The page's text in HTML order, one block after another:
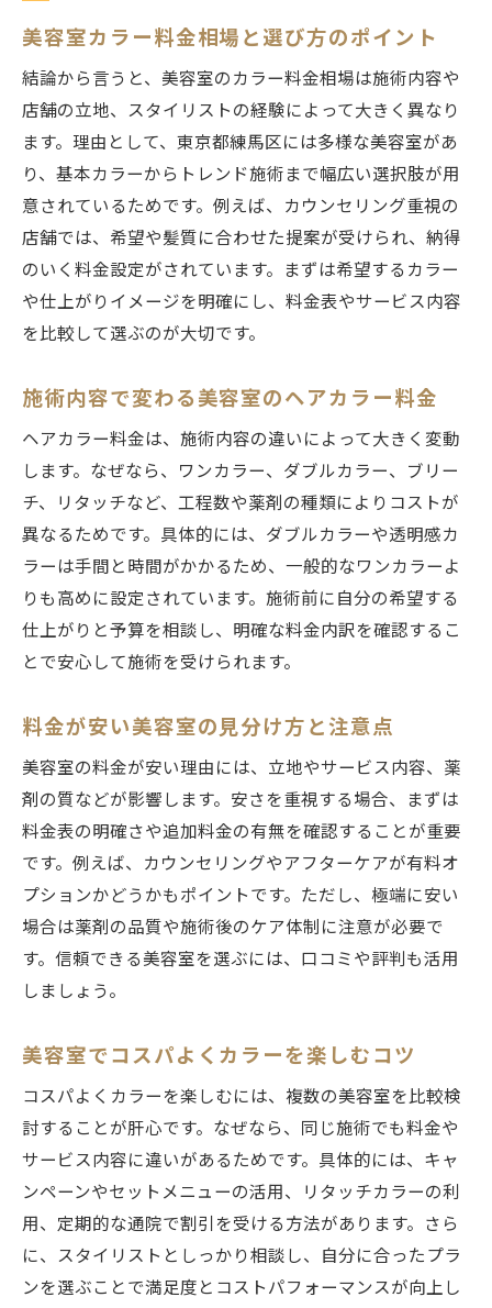
美容室カラー料金相場と選び方のポイント
結論から言うと、美容室のカラー料金相場は施術内容や
店舗の立地、スタイリストの経験によって大きく異なり
ます。理由として、東京都練馬区には多様な美容室があ
り、基本カラーからトレンド施術まで幅広い選択肢が用
意されているためです。例えば、カウンセリング重視の
店舗では、希望や髪質に合わせた提案が受けられ、納得
のいく料金設定がされています。まずは希望するカラー
や仕上がりイメージを明確にし、料金表やサービス内容
を比較して選ぶのが大切です。
施術内容で変わる美容室のヘアカラー料金
ヘアカラー料金は、施術内容の違いによって大きく変動
します。なぜなら、ワンカラー、ダブルカラー、ブリー
チ、リタッチなど、工程数や薬剤の種類によりコストが
異なるためです。具体的には、ダブルカラーや透明感カ
ラーは手間と時間がかかるため、一般的なワンカラーよ
りも高めに設定されています。施術前に自分の希望する
仕上がりと予算を相談し、明確な料金内訳を確認するこ
とで安心して施術を受けられます。
料金が安い美容室の見分け方と注意点
美容室の料金が安い理由には、立地やサービス内容、薬
剤の質などが影響します。安さを重視する場合、まずは
料金表の明確さや追加料金の有無を確認することが重要
です。例えば、カウンセリングやアフターケアが有料オ
プションかどうかもポイントです。ただし、極端に安い
場合は薬剤の品質や施術後のケア体制に注意が必要で
す。信頼できる美容室を選ぶには、口コミや評判も活用
しましょう。
美容室でコスパよくカラーを楽しむコツ
コスパよくカラーを楽しむには、複数の美容室を比較検
討することが肝心です。なぜなら、同じ施術でも料金や
サービス内容に違いがあるためです。具体的には、キャ
ンペーンやセットメニューの活用、リタッチカラーの利
用、定期的な通院で割引を受ける方法があります。さら
に、スタイリストとしっかり相談し、自分に合ったプラ
ンを選ぶことで満足度とコストパフォーマンスが向上し